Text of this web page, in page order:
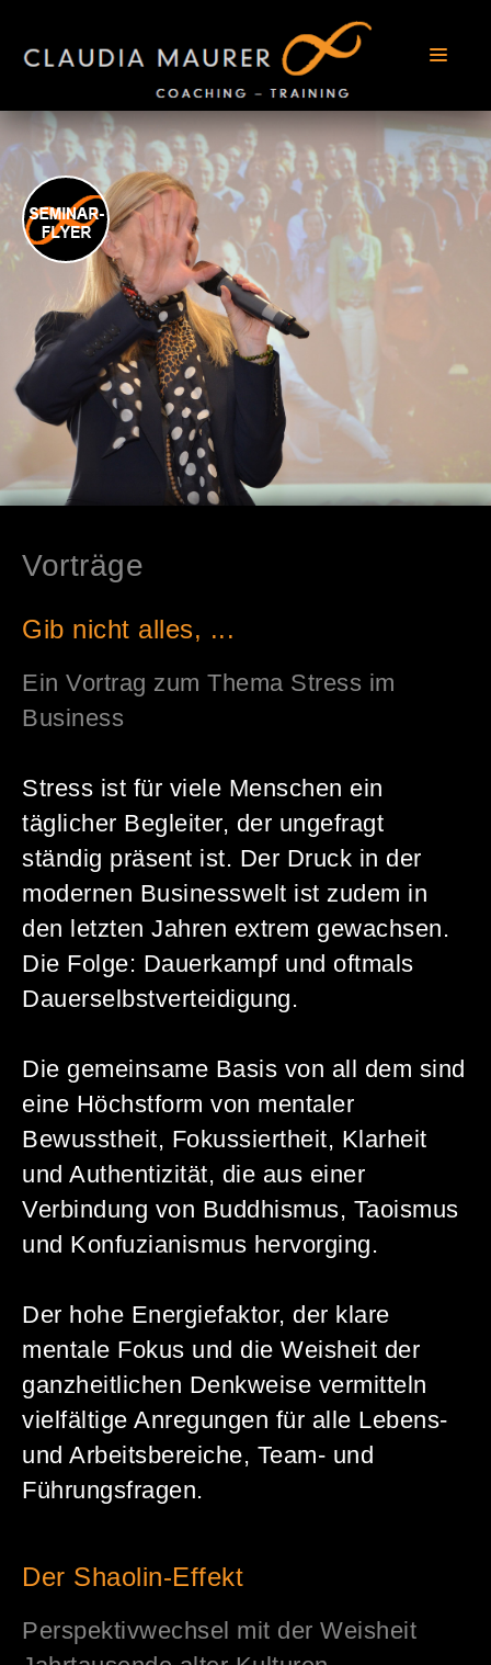
Vorträge
Gib nicht alles, ...
Ein Vortrag zum Thema Stress im
Business
Stress ist für viele Menschen ein
täglicher Begleiter, der ungefragt
ständig präsent ist. Der Druck in der
modernen Businesswelt ist zudem in
den letzten Jahren extrem gewachsen.
Die Folge: Dauerkampf und oftmals
Dauerselbstverteidigung.
Die gemeinsame Basis von all dem sind
eine Höchstform von mentaler
Bewusstheit, Fokussiertheit, Klarheit
und Authentizität, die aus einer
Verbindung von Buddhismus, Taoismus
und Konfuzianismus hervorging.
Der hohe Energiefaktor, der klare
mentale Fokus und die Weisheit der
ganzheitlichen Denkweise vermitteln
vielfältige Anregungen für alle Lebens-
und Arbeitsbereiche, Team- und
Führungsfragen.
Der Shaolin-Effekt
Perspektivwechsel mit der Weisheit